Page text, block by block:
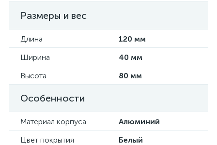
Размеры и вес
Длина
120 мм
Ширина
40 мм
Высота
80 мм
Особенности
Материал корпуса
Алюминий
Цвет покрытия
Белый